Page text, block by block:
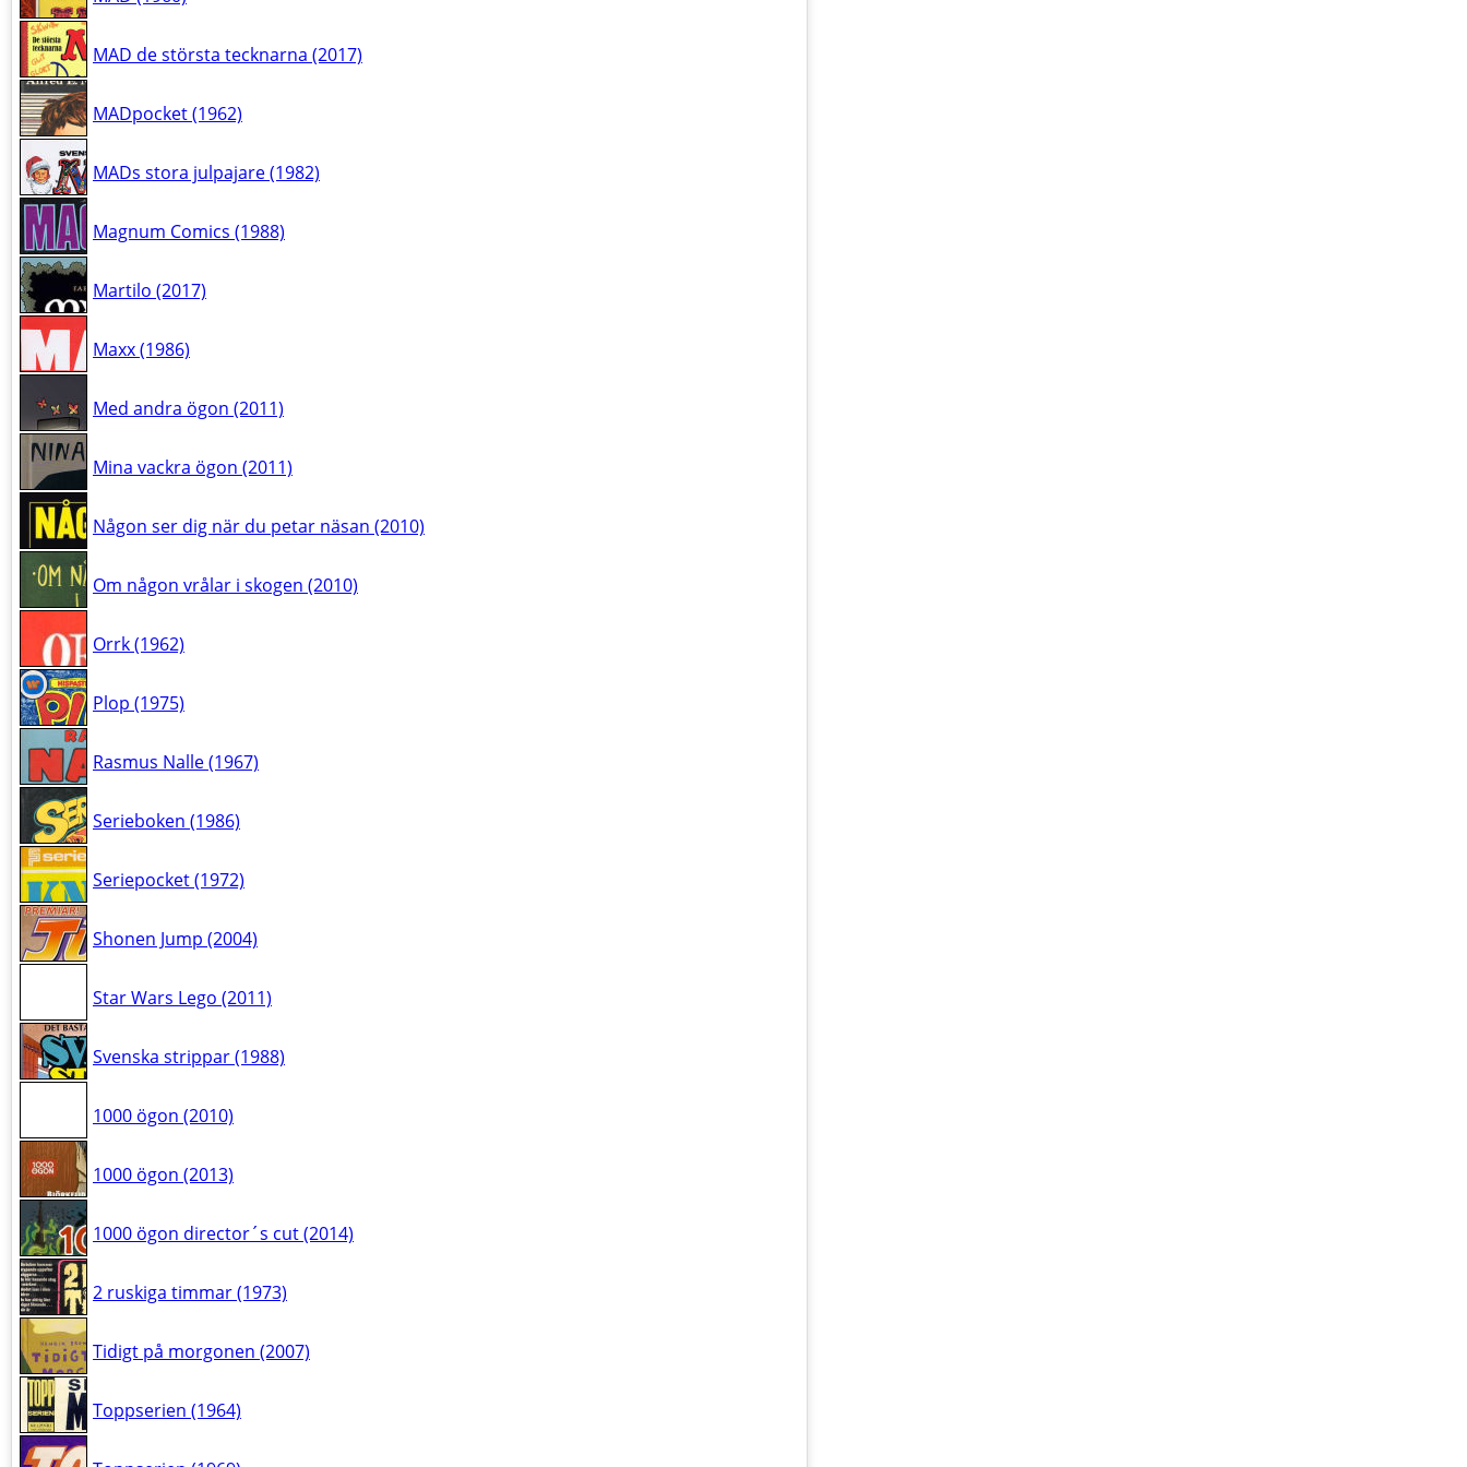
MAD de största tecknarna (2017)
MADpocket (1962)
MADs stora julpajare (1982)
Magnum Comics (1988)
Martilo (2017)
Maxx (1986)
Med andra ögon (2011)
Mina vackra ögon (2011)
Någon ser dig när du petar näsan (2010)
Om någon vrålar i skogen (2010)
Orrk (1962)
Plop (1975)
Rasmus Nalle (1967)
Serieboken (1986)
Seriepocket (1972)
Shonen Jump (2004)
Star Wars Lego (2011)
Svenska strippar (1988)
1000 ögon (2010)
1000 ögon (2013)
1000 ögon director´s cut (2014)
2 ruskiga timmar (1973)
Tidigt på morgonen (2007)
Toppserien (1964)